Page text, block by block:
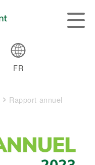
FR
Rapport annuel